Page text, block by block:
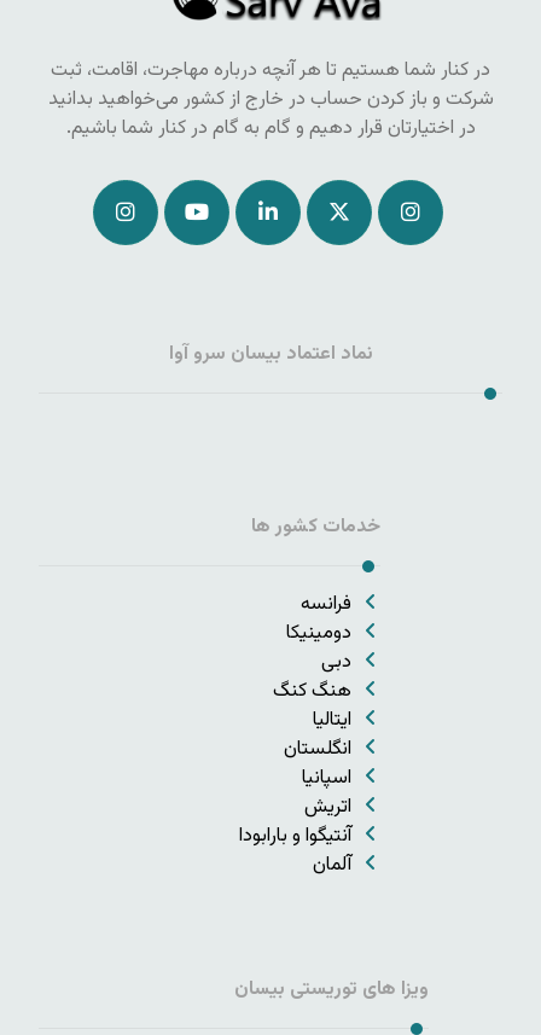
در کنار شما هستیم تا هر آنچه درباره مهاجرت، اقامت، ثبت
شرکت و باز کردن حساب در خارج از کشور می‌خواهید بدانید
در اختیارتان قرار دهیم و گام به گام در کنار شما باشیم.
نماد اعتماد بیسان سرو آوا
خدمات کشور ها
فرانسه
دومینیکا
دبی
هنگ کنگ
ایتالیا
انگلستان
اسپانیا
اتریش
آنتیگوا و بارابودا
آلمان
ویزا های توریستی بیسان